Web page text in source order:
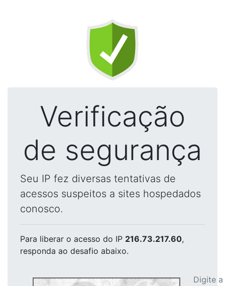
Verificação
de segurança
Seu IP fez diversas tentativas de
acessos suspeitos a sites hospedados
conosco.
Para liberar o acesso do IP 216.73.217.60,
responda ao desafio abaixo.
Digite